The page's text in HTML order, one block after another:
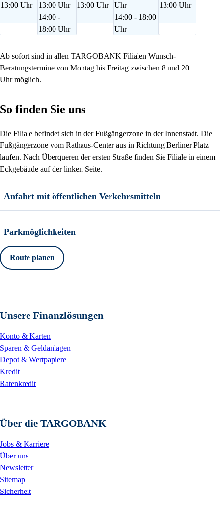
13:00 Uhr
—
13:00 Uhr
14:00 -
18:00 Uhr
13:00 Uhr
—
Uhr
14:00 - 18:00
Uhr
13:00 Uhr
—
Ab sofort sind in allen TARGOBANK Filialen Wunsch-
Beratungstermine von Montag bis Freitag zwischen 8 und 20
Uhr möglich.
So finden Sie uns
Die Filiale befindet sich in der Fußgängerzone in der Innenstadt. Die
Fußgängerzone vom Rathaus-Center aus in Richtung Berliner Platz
laufen. Nach Überqueren der ersten Straße finden Sie Filiale in einem
Eckgebäude auf der linken Seite.
Anfahrt mit öffentlichen Verkehrsmitteln
Parkmöglichkeiten
Route planen
Unsere Finanzlösungen
Konto & Karten
Sparen & Geldanlagen
Depot & Wertpapiere
Kredit
Ratenkredit
Über die TARGOBANK
Jobs & Karriere
Über uns
Newsletter
Sitemap
Sicherheit